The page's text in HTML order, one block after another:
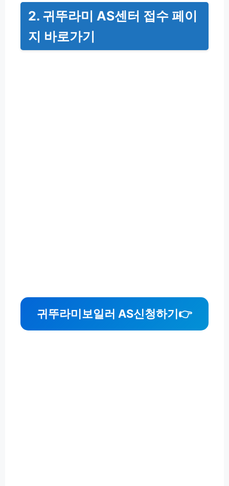
2. 귀뚜라미 AS센터 접수 페이
지 바로가기
귀뚜라미보일러 AS신청하기👉